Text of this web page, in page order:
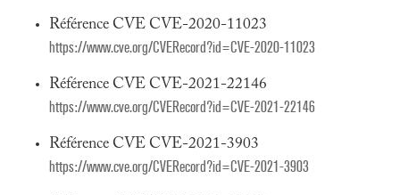
Référence CVE CVE-2020-11023
https://www.cve.org/CVERecord?id=CVE-2020-11023
Référence CVE CVE-2021-22146
https://www.cve.org/CVERecord?id=CVE-2021-22146
Référence CVE CVE-2021-3903
https://www.cve.org/CVERecord?id=CVE-2021-3903